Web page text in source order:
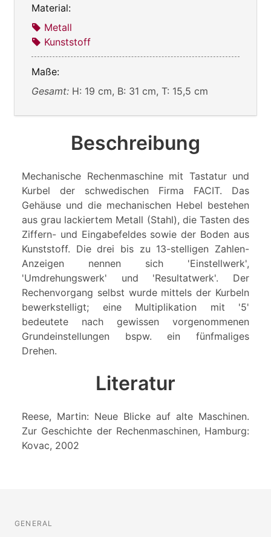
Material:
Metall
Kunststoff
Maße:
Gesamt: H: 19 cm, B: 31 cm, T: 15,5 cm
Beschreibung
Mechanische Rechenmaschine mit Tastatur und
Kurbel der schwedischen Firma FACIT. Das
Gehäuse und die mechanischen Hebel bestehen
aus grau lackiertem Metall (Stahl), die Tasten des
Ziffern- und Eingabefeldes sowie der Boden aus
Kunststoff. Die drei bis zu 13-stelligen Zahlen-
Anzeigen nennen sich 'Einstellwerk',
'Umdrehungswerk' und 'Resultatwerk'. Der
Rechenvorgang selbst wurde mittels der Kurbeln
bewerkstelligt; eine Multiplikation mit '5'
bedeutete nach gewissen vorgenommenen
Grundeinstellungen bspw. ein fünfmaliges
Drehen.
Literatur
Reese, Martin: Neue Blicke auf alte Maschinen.
Zur Geschichte der Rechenmaschinen, Hamburg:
Kovac, 2002
GENERAL